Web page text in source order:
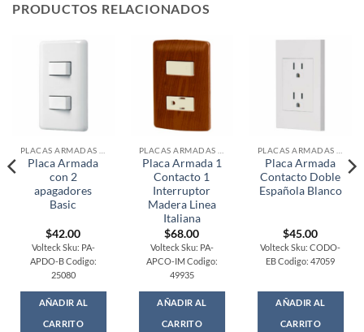
PRODUCTOS RELACIONADOS
Placa Armada
con 2
apagadores
Basic
$42.00
Volteck Sku: PA-
APDO-B Codigo:
25080
AÑADIR AL
CARRITO
Placa Armada 1
Contacto 1
Interruptor
Madera Linea
Italiana
$68.00
Volteck Sku: PA-
APCO-IM Codigo:
49935
AÑADIR AL
CARRITO
Placa Armada
Contacto Doble
Española Blanco
$45.00
Volteck Sku: CODO-
EB Codigo: 47059
AÑADIR AL
CARRITO